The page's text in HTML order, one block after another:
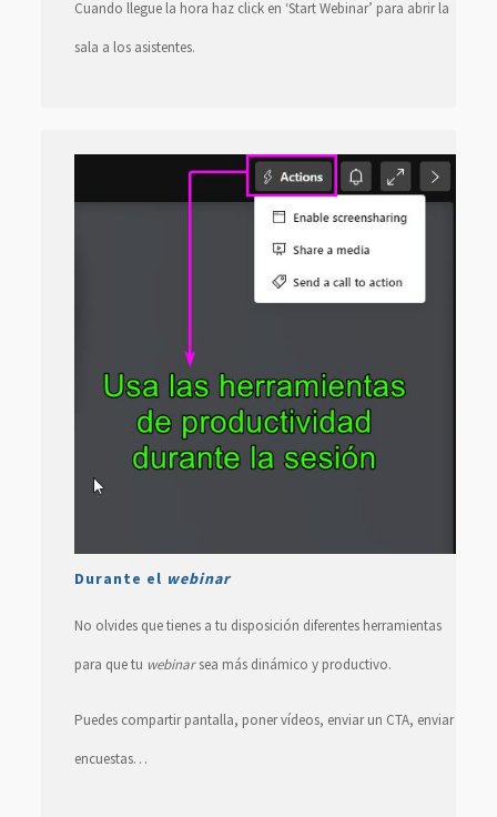
Cuando llegue la hora haz click en ‘Start Webinar’ para abrir la
sala a los asistentes.
Durante el webinar
No olvides que tienes a tu disposición diferentes herramientas
para que tu webinarsea más dinámico y productivo.
Puedes compartir pantalla, poner vídeos, enviar un CTA, enviar
encuestas…